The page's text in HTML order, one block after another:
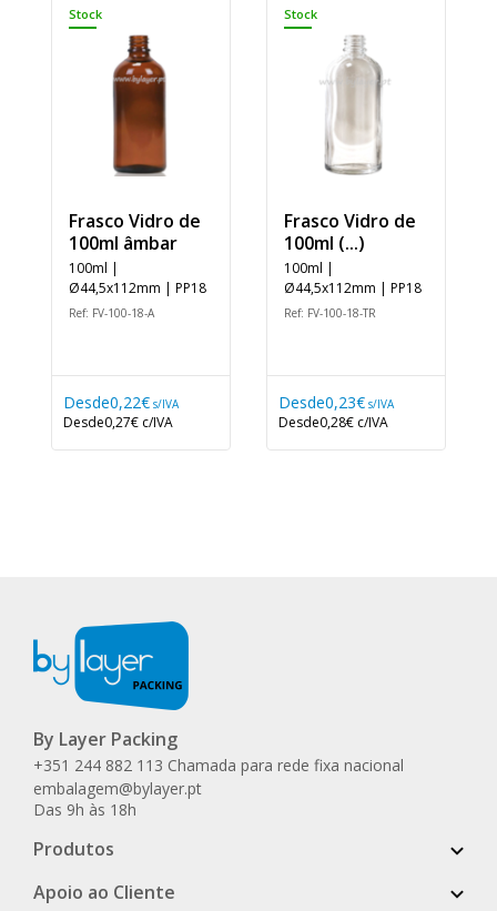
Stock
Frasco Vidro de
100ml âmbar
100ml |
Ø44,5x112mm | PP18
Ref: FV-100-18-A
Desde0,22€ s/IVA
Desde0,27€ c/IVA
Stock
Frasco Vidro de
100ml (...)
100ml |
Ø44,5x112mm | PP18
Ref: FV-100-18-TR
Desde0,23€ s/IVA
Desde0,28€ c/IVA
By Layer Packing
+351 244 882 113 Chamada para rede fixa nacional
embalagem@bylayer.pt
Das 9h às 18h
Produtos
Apoio ao Cliente